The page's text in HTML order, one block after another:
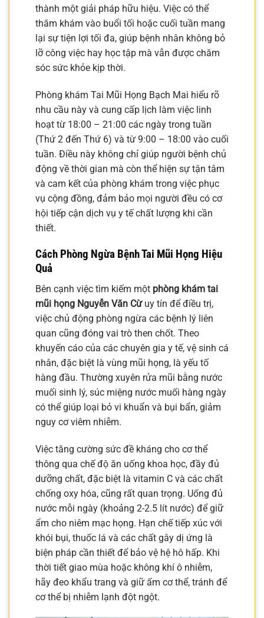
thành một giải pháp hữu hiệu. Việc có thể
thăm khám vào buổi tối hoặc cuối tuần mang
lại sự tiện lợi tối đa, giúp bệnh nhân không bỏ
lỡ công việc hay học tập mà vẫn được chăm
sóc sức khỏe kịp thời.
Phòng khám Tai Mũi Họng Bạch Mai hiểu rõ
nhu cầu này và cung cấp lịch làm việc linh
hoạt từ 18:00 – 21:00 các ngày trong tuần
(Thứ 2 đến Thứ 6) và từ 9:00 – 18:00 vào cuối
tuần. Điều này không chỉ giúp người bệnh chủ
động về thời gian mà còn thể hiện sự tận tâm
và cam kết của phòng khám trong việc phục
vụ cộng đồng, đảm bảo mọi người đều có cơ
hội tiếp cận dịch vụ y tế chất lượng khi cần
thiết.
Cách Phòng Ngừa Bệnh Tai Mũi Họng Hiệu
Quả
Bên cạnh việc tìm kiếm một phòng khám tai
mũi họng Nguyễn Văn Cừuy tín để điều trị,
việc chủ động phòng ngừa các bệnh lý liên
quan cũng đóng vai trò then chốt. Theo
khuyến cáo của các chuyên gia y tế, vệ sinh cá
nhân, đặc biệt là vùng mũi họng, là yếu tố
hàng đầu. Thường xuyên rửa mũi bằng nước
muối sinh lý, súc miệng nước muối hàng ngày
có thể giúp loại bỏ vi khuẩn và bụi bẩn, giảm
nguy cơ viêm nhiễm.
Việc tăng cường sức đề kháng cho cơ thể
thông qua chế độ ăn uống khoa học, đầy đủ
dưỡng chất, đặc biệt là vitamin C và các chất
chống oxy hóa, cũng rất quan trọng. Uống đủ
nước mỗi ngày (khoảng 2-2.5 lít nước) để giữ
ẩm cho niêm mạc họng. Hạn chế tiếp xúc với
khói bụi, thuốc lá và các chất gây dị ứng là
biện pháp cần thiết để bảo vệ hệ hô hấp. Khi
thời tiết giao mùa hoặc không khí ô nhiễm,
hãy đeo khẩu trang và giữ ấm cơ thể, tránh để
cơ thể bị nhiễm lạnh đột ngột.